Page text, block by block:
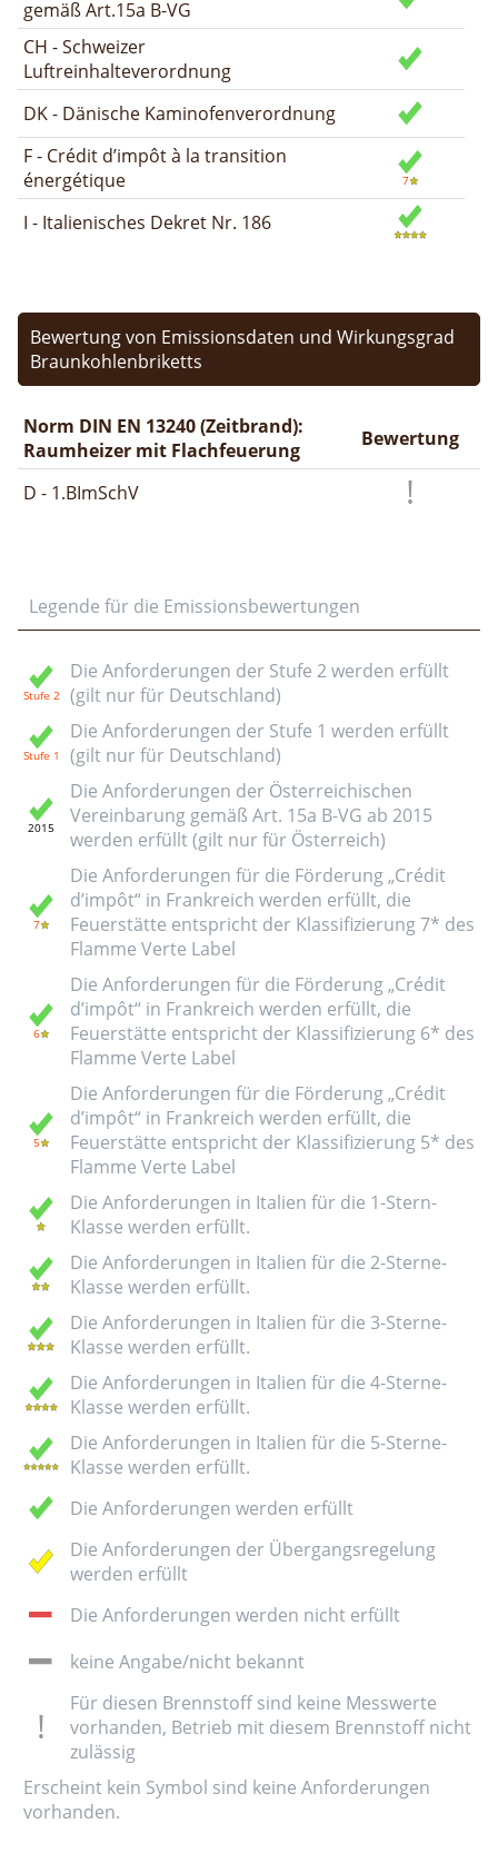
gemäß Art.15a B-VG
CH - Schweizer
Luftreinhalteverordnung
DK - Dänische Kaminofenverordnung
F - Crédit d’impôt à la transition
énergétique
I - Italienisches Dekret Nr. 186
Bewertung von Emissionsdaten und Wirkungsgrad
Braunkohlenbriketts
Norm DIN EN 13240 (Zeitbrand):
Raumheizer mit Flachfeuerung
Bewertung
D - 1.BImSchV
Legende für die Emissionsbewertungen
Die Anforderungen der Stufe 2 werden erfüllt
(gilt nur für Deutschland)
Die Anforderungen der Stufe 1 werden erfüllt
(gilt nur für Deutschland)
Die Anforderungen der Österreichischen
Vereinbarung gemäß Art. 15a B-VG ab 2015
werden erfüllt (gilt nur für Österreich)
Die Anforderungen für die Förderung „Crédit
d’impôt“ in Frankreich werden erfüllt, die
Feuerstätte entspricht der Klassifizierung 7* des
Flamme Verte Label
Die Anforderungen für die Förderung „Crédit
d’impôt“ in Frankreich werden erfüllt, die
Feuerstätte entspricht der Klassifizierung 6* des
Flamme Verte Label
Die Anforderungen für die Förderung „Crédit
d’impôt“ in Frankreich werden erfüllt, die
Feuerstätte entspricht der Klassifizierung 5* des
Flamme Verte Label
Die Anforderungen in Italien für die 1-Stern-
Klasse werden erfüllt.
Die Anforderungen in Italien für die 2-Sterne-
Klasse werden erfüllt.
Die Anforderungen in Italien für die 3-Sterne-
Klasse werden erfüllt.
Die Anforderungen in Italien für die 4-Sterne-
Klasse werden erfüllt.
Die Anforderungen in Italien für die 5-Sterne-
Klasse werden erfüllt.
Die Anforderungen werden erfüllt
Die Anforderungen der Übergangsregelung
werden erfüllt
Die Anforderungen werden nicht erfüllt
keine Angabe/nicht bekannt
Für diesen Brennstoff sind keine Messwerte
vorhanden, Betrieb mit diesem Brennstoff nicht
zulässig
Erscheint kein Symbol sind keine Anforderungen
vorhanden.